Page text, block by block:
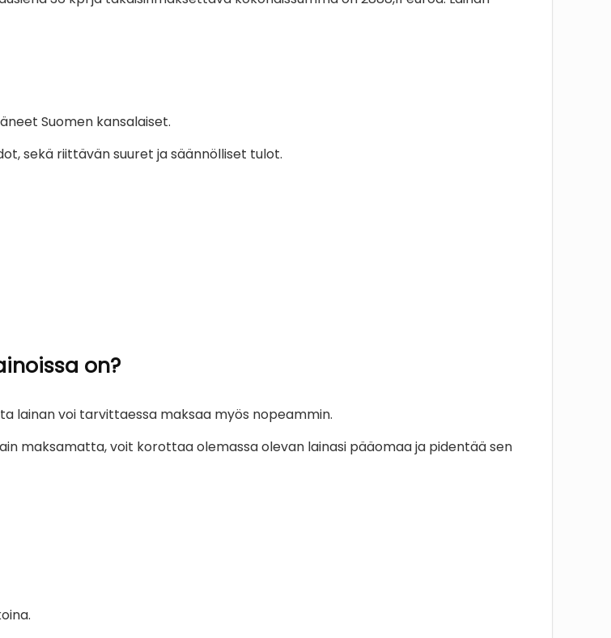
Suomen kansalaiset.
sekä riittävän suuret ja säännölliset tulot.
on?
lainan voi tarvittaessa maksaa myös nopeammin.
maksamatta, voit korottaa olemassa olevan lainasi pääomaa ja pidentää sen